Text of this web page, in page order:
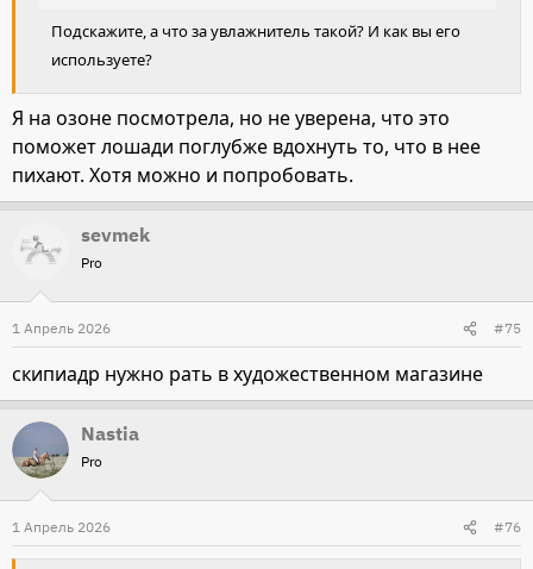
Подскажите, а что за увлажнитель такой? И как вы его
используете?
Я на озоне посмотрела, но не уверена, что это
поможет лошади поглубже вдохнуть то, что в нее
пихают. Хотя можно и попробовать.
sevmek
Pro
1 Апрель 2026 #75
скипиадр нужно рать в художественном магазине
Nastia
Pro
1 Апрель 2026 #76